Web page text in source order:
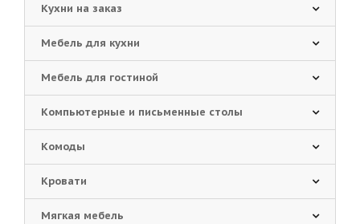
Кухни на заказ
Мебель для кухни
Мебель для гостиной
Компьютерные и письменные столы
Комоды
Кровати
Мягкая мебель